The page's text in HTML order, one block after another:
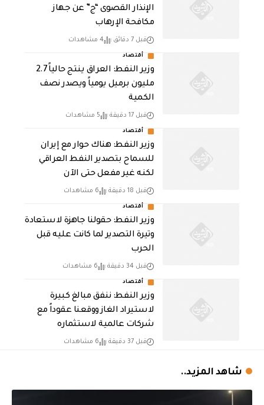
الإنذار القصوى “ج” عن جهاز
مكافحة الإرهاب
قبل 7 دقائق 4 مشاهدات
أقتصاد
وزير النفط: العراق ينتج حالياً 2.7
مليون برميل يومياً ويصدر نصف
الكمية
قبل 17 دقيقة 5 مشاهدات
أقتصاد
وزير النفط: هناك حوار مع إيران
للسماح بتصدير النفط العراقي
لكنه غير مفعل حتى الآن
قبل 18 دقيقة 6 مشاهدات
أقتصاد
وزير النفط: حقولنا جاهزة لاستعادة
وتيرة التصدير لما كانت عليه قبل
الحرب
قبل 34 دقيقة 6 مشاهدات
أقتصاد
وزير النفط: ننفق مبالغ كبيرة
لاستيراد الغاز ووقعنا عقوداً مع
شركات عالمية لاستثماره
قبل 37 دقيقة 6 مشاهدات
شاهد المزيد..